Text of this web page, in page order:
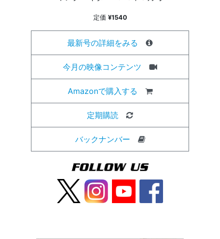
定価 ¥1540
最新号の詳細をみる
今月の映像コンテンツ
Amazonで購入する
定期購読
バックナンバー